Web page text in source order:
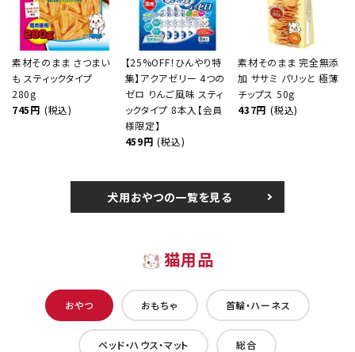
素材そのまま さつまい
も スティックタイプ
280g
745円 (税込)
【25%OFF！ひんやり特
集】アクアゼリー 4つの
ゼロ りんご風味 スティ
ックタイプ 8本入【会員
様限定】
459円 (税込)
素材そのまま 完全無添
加 ササミ パリッと 極薄
チップス 50g
437円 (税込)
犬用おやつの一覧を見る
猫用品
おやつ おもちゃ 首輪・ハーネス
ベッド・ハウス・マット 総合